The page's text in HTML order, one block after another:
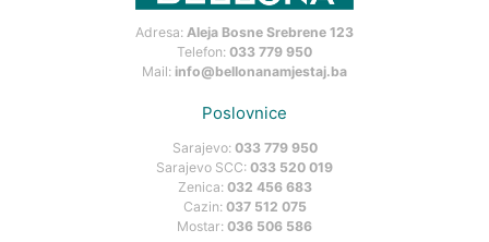
Adresa: Aleja Bosne Srebrene 123
Telefon: 033 779 950
Mail: info@bellonanamjestaj.ba
Poslovnice
Sarajevo: 033 779 950
Sarajevo SCC: 033 520 019
Zenica: 032 456 683
Cazin: 037 512 075
Mostar: 036 506 586